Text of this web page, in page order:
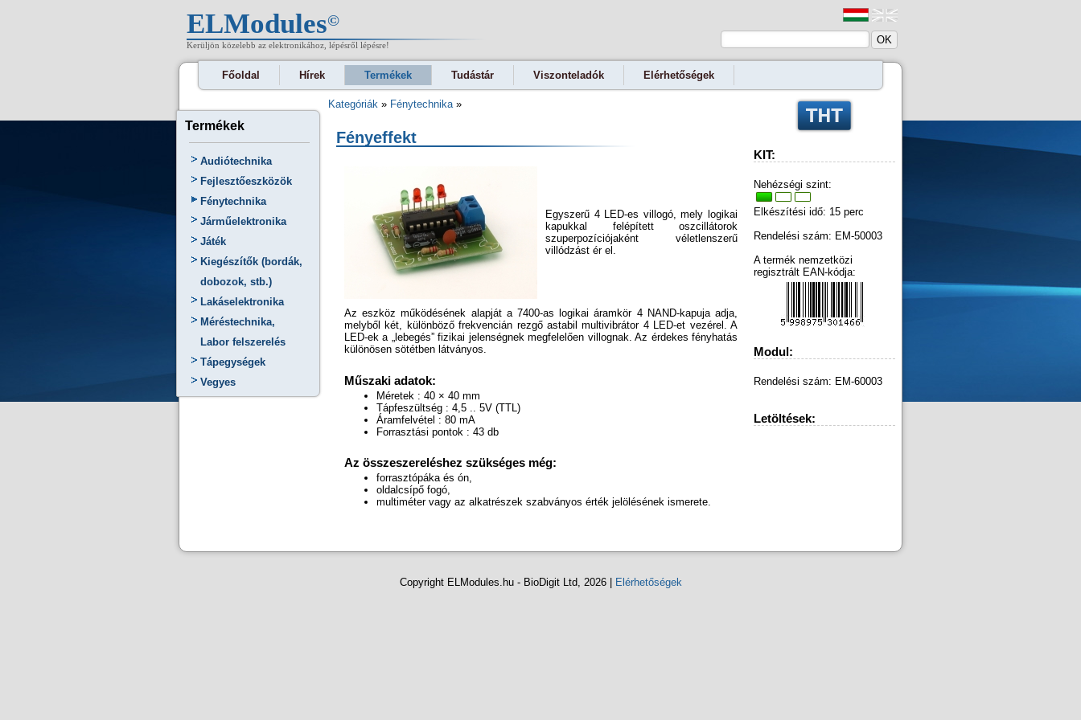
ELModules©
Kerüljön közelebb az elektronikához, lépésről lépésre!
Főoldal Hírek Termékek Tudástár Viszonteladók Elérhetőségek
Termékek
Audiótechnika
Fejlesztőeszközök
Fénytechnika
Járműelektronika
Játék
Kiegészítők (bordák,
dobozok, stb.)
Lakáselektronika
Méréstechnika,
Labor felszerelés
Tápegységek
Vegyes
Kategóriák » Fénytechnika»
Fényeffekt
Egyszerű 4 LED-es villogó, mely logikai
kapukkal felépített oszcillátorok
szuperpozíciójaként véletlenszerű
villódzást ér el.
Az eszköz működésének alapját a 7400-as logikai áramkör 4 NAND-kapuja adja,
melyből két, különböző frekvencián rezgő astabil multivibrátor 4 LED-et vezérel. A
LED-ek a „lebegés” fizikai jelenségnek megfelelően villognak. Az érdekes fényhatás
különösen sötétben látványos.
Műszaki adatok:
Méretek : 40 × 40 mm
Tápfeszültség : 4,5 .. 5V (TTL)
Áramfelvétel : 80 mA
Forrasztási pontok : 43 db
Az összeszereléshez szükséges még:
forrasztópáka és ón,
oldalcsípő fogó,
multiméter vagy az alkatrészek szabványos érték jelölésének ismerete.
KIT:
Nehézségi szint:
Elkészítési idő: 15 perc
Rendelési szám: EM-50003
A termék nemzetközi
regisztrált EAN-kódja:
Modul:
Rendelési szám: EM-60003
Letöltések:
Copyright ELModules.hu - BioDigit Ltd, 2026 | Elérhetőségek